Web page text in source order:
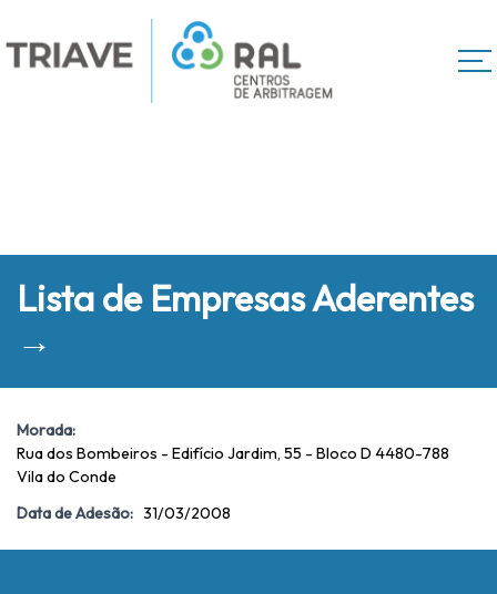
Lista de Empresas Aderentes
→
Morada:
Rua dos Bombeiros - Edifício Jardim, 55 - Bloco D 4480-788
Vila do Conde
Data de Adesão: 31/03/2008